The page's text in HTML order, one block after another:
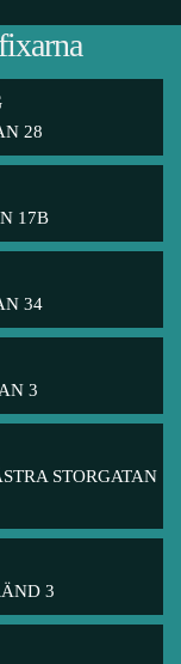
28
17B
34
3
STORGATAN
3